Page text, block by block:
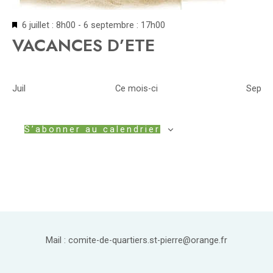
Mis
en
avant
6 juillet : 8h00 - 6 septembre : 17h00
VACANCES D’ETE
Juil Ce mois-ci Sep
S’abonner au calendrier
Mail : comite-de-quartiers.st-pierre@orange.fr